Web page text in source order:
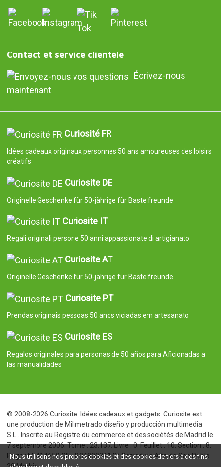
Contact et service clientèle
Écrivez-nous
maintenant
Curiosité FR
Idées cadeaux originaux personnes 50 ans amoureuses des loisirs
créatifs
Curiosite DE
Originelle Geschenke für 50-jährige für Bastelfreunde
Curiosite IT
Regali originali persone 50 anni appassionate di artigianato
Curiosite AT
Originelle Geschenke für 50-jährige für Bastelfreunde
Curiosite PT
Prendas originais pessoas 50 anos viciadas em artesanato
Curiosite ES
Regalos originales para personas de 50 años para Aficionadas a
las manualidades
© 2008-2026 Curiosite. Idées cadeaux et gadgets. Curiosite est
une production de Milimetrado diseño y producción multimedia
S.L.. Inscrite au Registre du commerce et des sociétés de Madrid le
7 septembre 2006. Tome : 23.137. Livre : 0. Feuillet : 10. Section : 8.
Page : M-414659 CIF : B84800341 C/ Corredera Alta de San Pablo
Nous utilisons nos propres cookies et des cookies de tiers à des fins